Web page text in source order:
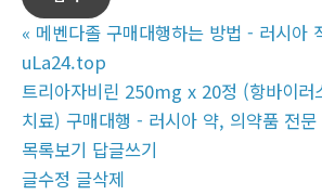
« 메벤다졸 구매대행하는 방법 - 러시아
uLa24.top
트리아자비린 250mg x 20정 (항바이러
치료) 구매대행 - 러시아 약, 의약품 전
목록보기 답글쓰기
글수정 글삭제